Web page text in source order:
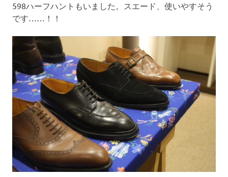
598ハーフハントもいました。スエード、使いやすそう
です……！！